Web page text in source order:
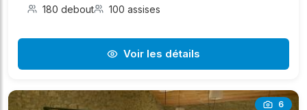
180 debout 100 assises
Voir les détails
6